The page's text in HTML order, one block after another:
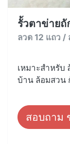
รั้วตาข่ายถั
ลวด 12 แถว /
เหมาะสำหรั
บ้าน ล้อมสวน
สอบถาม